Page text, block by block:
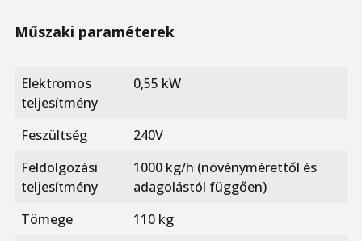
Műszaki paraméterek
Elektromos
teljesítmény
0,55 kW
Feszültség
240V
Feldolgozási
teljesítmény
1000 kg/h (növénymérettől és
adagolástól függően)
Tömege
110 kg